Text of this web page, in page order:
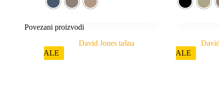
Povezani proizvodi
SALE SALE